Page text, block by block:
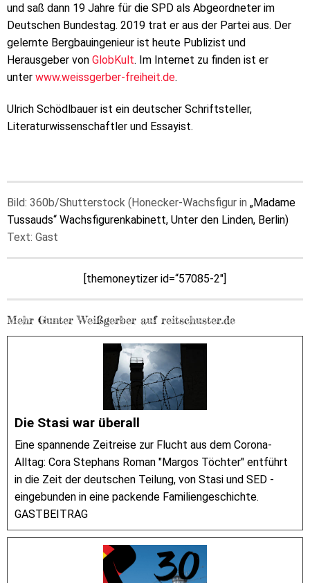
und saß dann 19 Jahre für die SPD als Abgeordneter im
Deutschen Bundestag. 2019 trat er aus der Partei aus. Der
gelernte Bergbauingenieur ist heute Publizist und
Herausgeber von GlobKult. Im Internet zu finden ist er
unter www.weissgerber-freiheit.de.
Ulrich Schödlbauer ist ein deutscher Schriftsteller,
Literaturwissenschaftler und Essayist.
Bild: 360b/Shutterstock (Honecker-Wachsfigur in „Madame
Tussauds“ Wachsfigurenkabinett, Unter den Linden, Berlin)
Text: Gast
[themoneytizer id=“57085-2″]
Mehr Gunter Weißgerber auf reitschuster.de
Die Stasi war überall
Eine spannende Zeitreise zur Flucht aus dem Corona-
Alltag: Cora Stephans Roman "Margos Töchter" entführt
in die Zeit der deutschen Teilung, von Stasi und SED -
eingebunden in eine packende Familiengeschichte.
GASTBEITRAG